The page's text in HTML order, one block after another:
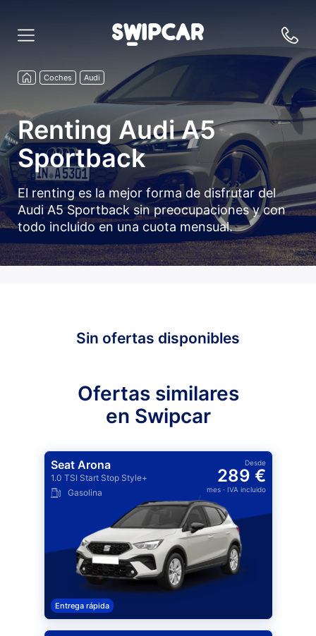
Coches Audi
Renting Audi A5
Sportback
El renting es la mejor forma de disfrutar del
Audi A5 Sportback sin preocupaciones y con
todo incluido en una cuota mensual.
Sin ofertas disponibles
Ofertas similares
en Swipcar
Seat Arona
1.0 TSI Start Stop Style+
Gasolina
Desde
289 €
mes· IVA incluido
Entrega rápida